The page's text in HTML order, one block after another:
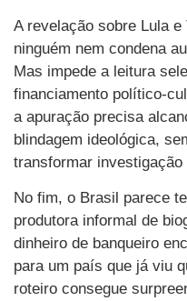
A revelação sobre Lula e
ninguém nem condena
Mas impede a leitura
financiamento político-
a apuração precisa
blindagem ideológica,
transformar
No fim, o Brasil parece
produtora informal de
dinheiro de banqueiro
para um país que já viu
roteiro consegue